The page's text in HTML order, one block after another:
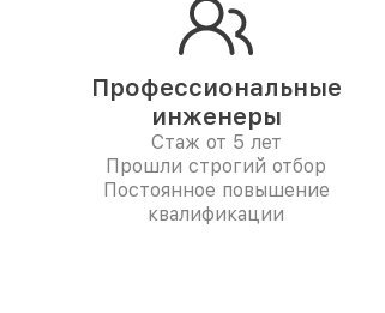
Профессиональные
инженеры
Стаж от 5 лет
Прошли строгий отбор
Постоянное повышение
квалификации